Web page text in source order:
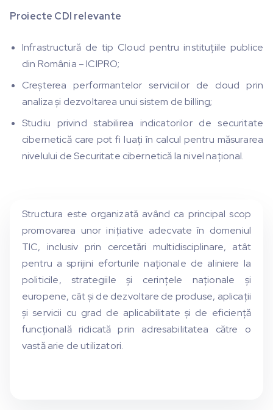
Proiecte CDI relevante
Infrastructură de tip Cloud pentru instituțiile publice
din România – ICIPRO;
Creșterea performantelor serviciilor de cloud prin
analiza și dezvoltarea unui sistem de billing;
Studiu privind stabilirea indicatorilor de securitate
cibernetică care pot fi luați în calcul pentru măsurarea
nivelului de Securitate cibernetică la nivel național.
Structura este organizată având ca principal scop
promovarea unor inițiative adecvate în domeniul
TIC, inclusiv prin cercetări multidisciplinare, atât
pentru a sprijini eforturile naționale de aliniere la
politicile, strategiile și cerințele naționale și
europene, cât și de dezvoltare de produse, aplicații
și servicii cu grad de aplicabilitate și de eficiență
funcțională ridicată prin adresabilitatea către o
vastă arie de utilizatori.